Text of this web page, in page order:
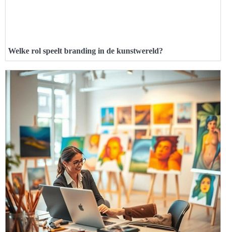
Welke rol speelt branding in de kunstwereld?